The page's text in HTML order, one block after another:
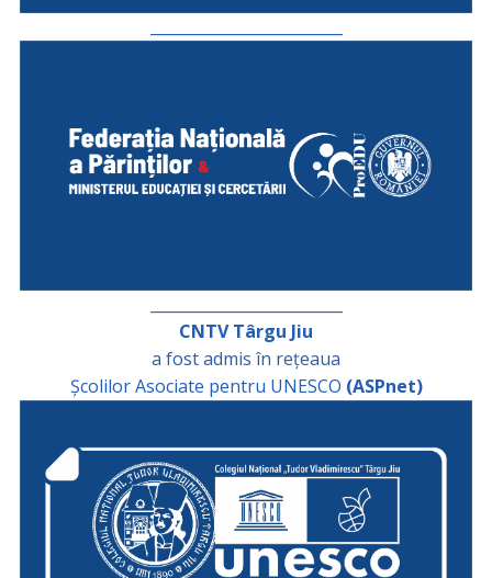
CNTV Târgu Jiu
a fost admis în rețeaua
Școlilor Asociate pentru UNESCO (ASPnet)